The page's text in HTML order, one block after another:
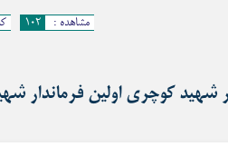
مشاهده : ۱۰۲
شهید کوچری اولین فرماندار